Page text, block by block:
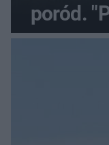
poród.